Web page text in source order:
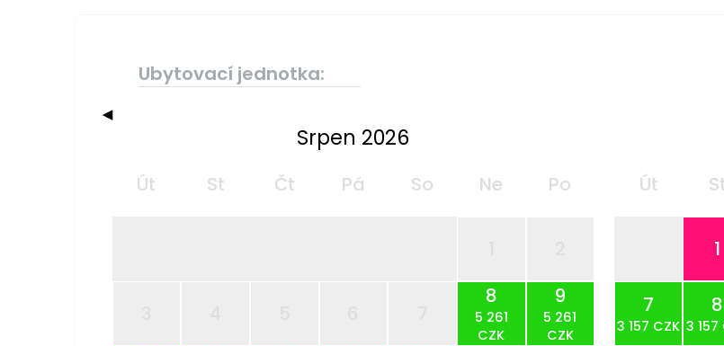
Ubytovací jednotka:
◀
Srpen 2026
Út St Čt Pá So Ne Po
8
5 261
CZK
9
5 261
CZK
Út
1
7
3 157 CZK
8
3 157